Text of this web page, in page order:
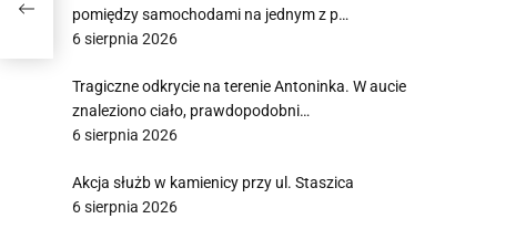
pomiędzy samochodami na jednym z p…
6 sierpnia 2026
Tragiczne odkrycie na terenie Antoninka. W aucie
znaleziono ciało, prawdopodobni…
6 sierpnia 2026
Akcja służb w kamienicy przy ul. Staszica
6 sierpnia 2026